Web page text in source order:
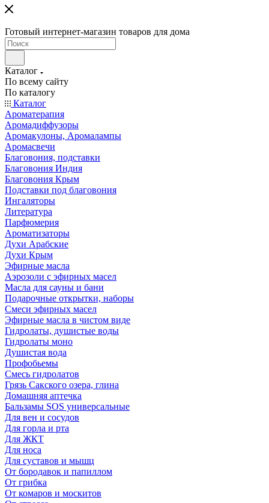
Готовый интернет-магазин товаров для дома
Каталог
По всему сайту
По каталогу
Каталог
Ароматерапия
Аромадиффузоры
Аромакулоны, Аромалампы
Аромасвечи
Благовония, подставки
Благовония Индия
Благовония Крым
Подставки под благовония
Ингаляторы
Литература
Парфюмерия
Ароматизаторы
Духи Арабские
Духи Крым
Эфирные масла
Аэрозоли с эфирных масел
Масла для сауны и бани
Подарочные открытки, наборы
Смеси эфирных масел
Эфирные масла в чистом виде
Гидролаты, душистые воды
Гидролаты моно
Душистая вода
Профобьемы
Смесь гидролатов
Грязь Сакского озера, глина
Домашняя аптечка
Бальзамы SOS универсальные
Для вен и сосудов
Для горла и рта
Для ЖКТ
Для носа
Для суставов и мышц
От бородавок и папиллом
От грибка
От комаров и москитов